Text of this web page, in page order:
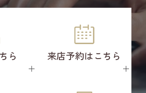
ら 来店予約はこちら